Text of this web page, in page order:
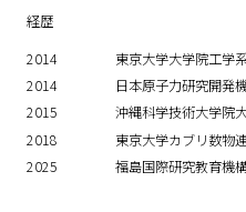
経歴
2014
東京大学大学院工学
2014
日本原子力研究開発
2015
沖縄科学技術大学院
2018
東京大学カブリ数物
2025
福島国際研究教育機